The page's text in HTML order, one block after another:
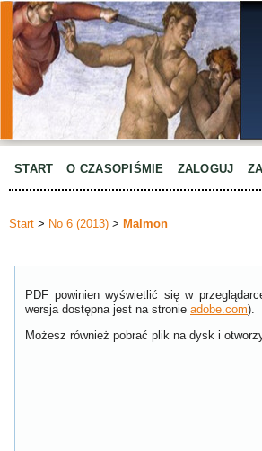
START O CZASOPIŚMIE ZALOGUJ
Start > No 6 (2013) > Malmon
PDF powinien wyświetlić się w
wersja dostępna jest na stronie adobe.com).
Możesz również pobrać plik na dysk i